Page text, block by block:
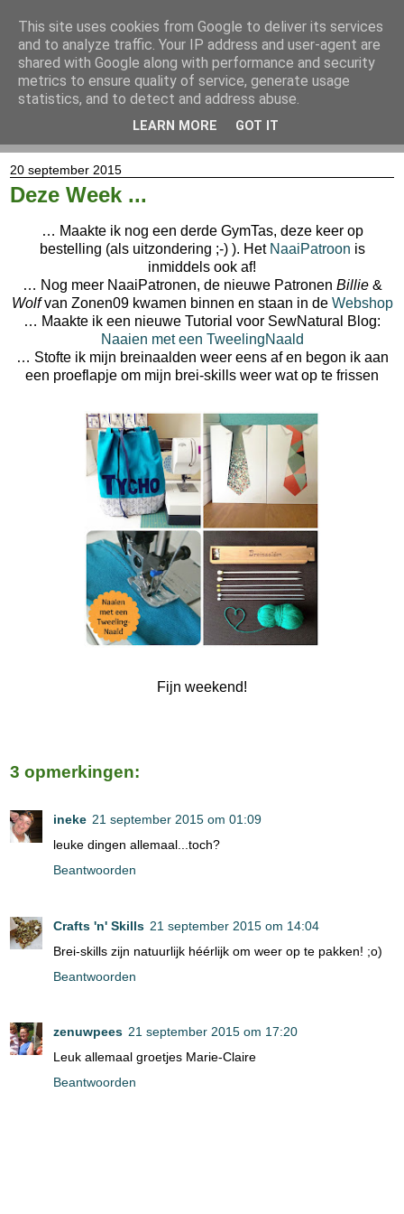
20 september 2015
Deze Week ...
… Maakte ik nog een derde GymTas, deze keer op
bestelling (als uitzondering ;-) ). Het NaaiPatroon is
inmiddels ook af!
… Nog meer NaaiPatronen, de nieuwe Patronen Billie&
Wolfvan Zonen09 kwamen binnen en staan in de Webshop
… Maakte ik een nieuwe Tutorial voor SewNatural Blog:
Naaien met een TweelingNaald
… Stofte ik mijn breinaalden weer eens af en begon ik aan
een proeflapje om mijn brei-skills weer wat op te frissen
Fijn weekend!
3 opmerkingen:
ineke 21 september 2015 om 01:09
leuke dingen allemaal...toch?
Beantwoorden
Crafts 'n' Skills 21 september 2015 om 14:04
Brei-skills zijn natuurlijk héérlijk om weer op te pakken! ;o)
Beantwoorden
zenuwpees 21 september 2015 om 17:20
Leuk allemaal groetjes Marie-Claire
Beantwoorden
This site uses cookies from Google to deliver its services
and to analyze traffic. Your IP address and user-agent are
shared with Google along with performance and security
metrics to ensure quality of service, generate usage
statistics, and to detect and address abuse.
LEARN MORE GOT IT